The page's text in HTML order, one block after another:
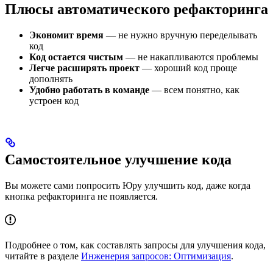
Плюсы автоматического рефакторинга
Экономит время — не нужно вручную переделывать
код
Код остается чистым — не накапливаются проблемы
Легче расширять проект — хороший код проще
дополнять
Удобно работать в команде — всем понятно, как
устроен код
Самостоятельное улучшение кода
Вы можете сами попросить Юру улучшить код, даже когда
кнопка рефакторинга не появляется.
Подробнее о том, как составлять запросы для улучшения кода,
читайте в разделе Инженерия запросов: Оптимизация.